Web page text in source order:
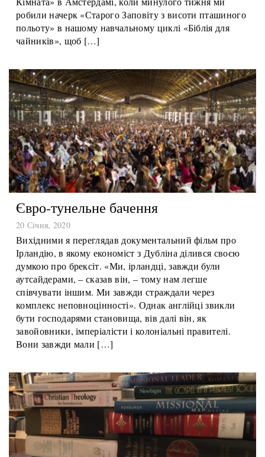
футбольному фанату, прозвучали в салоні «Горішня
Кімната» в Амстердамі, коли минулого тижня ми
робили начерк «Старого Заповіту з висоти пташиного
польоту» в нашому навчальному циклі «Біблія для
Євро-тунельне бачення
20 Січня, 2020
Вихідними я переглядав документальний фільм про
Ірландію, в якому економіст з Дубліна ділився своєю
думкою про брексіт. «Ми, ірландці, завжди були
аутсайдерами, – сказав він, – тому нам легше
співчувати іншим. Ми завжди страждали через
комплекс неповноцінності». Однак англійці звикли
бути господарями становища, вів далі він, як
завойовники, імперіалісти і колоніальні правителі.